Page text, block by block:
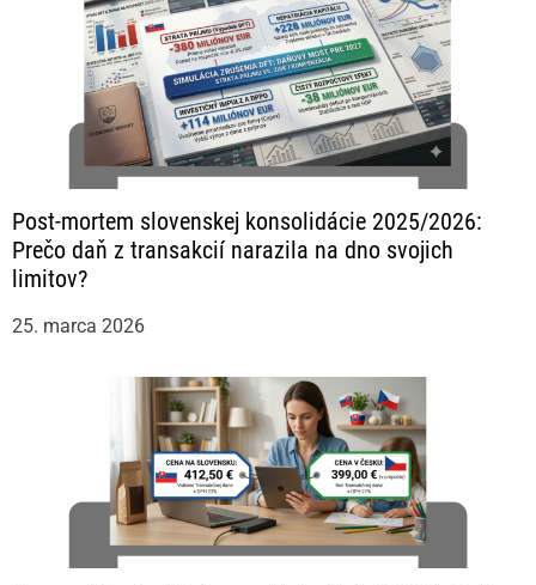
Post-mortem slovenskej konsolidácie 2025/2026:
Prečo daň z transakcií narazila na dno svojich
limitov?
25. marca 2026